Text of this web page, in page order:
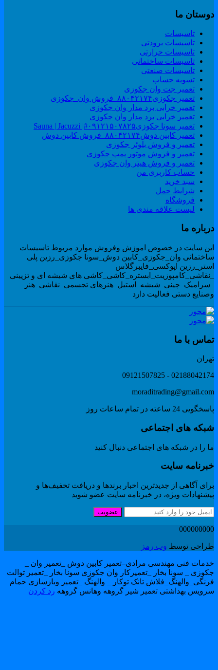
ما
تاسیسات
تاسیسات برودتی
تاسیسات حرارتی
تاسیسات ساختمانی
تاسیسات صنعتی
تسویه حساب
تعمیر جت وان جکوزی
تعمیر جکوزی۸۸۰۴۲۱۷۴_فروش وان_جکوزی
تعمیر خرابی برد مدار وان جکوزی
تعمیر خرابی برد مدار وان جکوزی
تعمیر سونا جکوزی۰۹۱۲۱۵۰۷۸۲۵#| Sauna | Jacuzzi
تعمیر کابین دوش۸۸۰۴۲۱۷۴_فروش کابین دوش
تعمیر و فروش بلوئر جکوزی
تعمیر و فروش موتور پمپ جکوزی
تعمیر و فروش هیتر وان جکوزی
حساب کاربری من
سبد خرید
شرایط حمل
فروشگاه
لیست علاقه مندی ها
ما
سایت در خصوص اموزش وفروش موارد مربوط تاسیسات
وان_جکوزی_کابین دوش_سونا جکوزی_رزین پلی
اپوکسی_فایبرگلاس
های شیشه ای و تزیینی
تجسمی_نقاشی_هنر
دستی فعالیت دارد
با ما
02188042174 -
24 ساعته در تمام ساعات روز
های اجتماعی
را در شبکه های اجتماعی دنبال کنید
سایت
آگاهی از جدیدترین اخبار برندها و دریافت تخفیف‌ها و
ویژه، در خبرنامه سایت عضو شوید
عضویت
توسطوب رمز
فنی مهندسی مرادی–تعمیر کابین دوش _تعمیر وان _
_ سونا بخار _تعمیرکار وان جکوزی سونا بخار _تعمیر توالت
تانک توکار _ والهنگ _تعمیر وبازسازی حمام
بهداشتی تعمیر شیر گروهه وهانس گروههرد کردن